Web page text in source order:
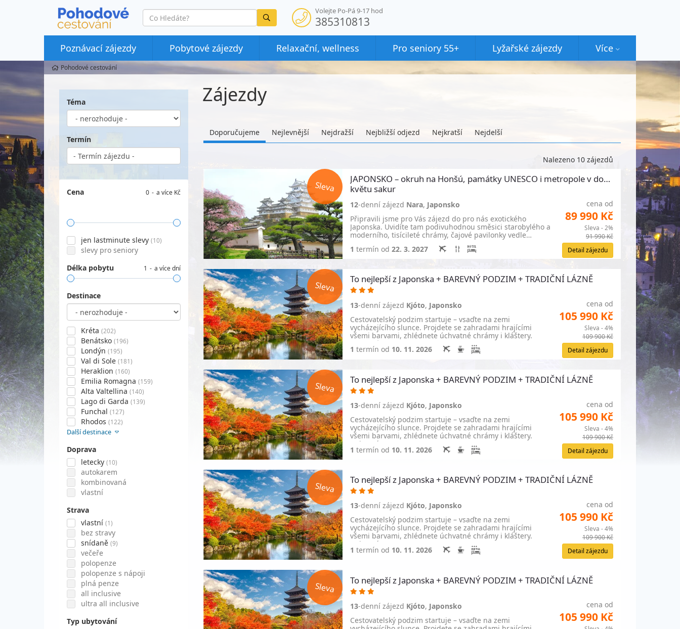
co
hledáte
Vyhledat
Volejte Po-Pá 9-17 hod
385310813
Poznávací zájezdy Pobytové zájezdy Relaxační, wellness Pro seniory 55+ Lyžařské zájezdy Více
Pohodové cestování
Zájezdy
Téma
Termín
Cena 0 a více Kč
jen lastminute slevy (10)
slevy pro seniory
Délka pobytu
1 a více dní
Destinace
Kréta (202)
Benátsko (196)
Londýn (195)
Val di Sole (181)
Heraklion (160)
Emilia Romagna (159)
Alta Valtellina (140)
Lago di Garda (139)
Funchal (127)
Rhodos (122)
Další destinace
Doprava
letecky (10)
autokarem
kombinovaná
vlastní
Strava
vlastní (1)
bez stravy
snídaně (9)
večeře
polopenze
polopenze s nápoji
plná penze
all inclusive
ultra all inclusive
Typ ubytování
Doporučujeme Nejlevnější Nejdražší Nejbližší odjezd Nejkratší Nejdelší
Nalezeno 10 zájezdů
JAPONSKO – okruh na Honšú, památky UNESCO i metropole v době
květu sakur
12-denní zájezd Nara, Japonsko
Připravili jsme pro Vás zájezd do pro nás exotického
Japonska. Uvidíte tam podivuhodnou směsici starobylého a
moderního, tisícileté chrámy, čajové pavilonky vedle…
cena od
89 990 Kč
Sleva - 2%
91 990 Kč
1 termín od 22. 3. 2027 Detail zájezdu
To nejlepší z Japonska + BAREVNÝ PODZIM + TRADIČNÍ LÁZNĚ
13-denní zájezd Kjóto, Japonsko
Cestovatelský podzim startuje – vsaďte na zemi
vycházejícího slunce. Projdete se zahradami hrajícími
všemi barvami, zhlédnete úchvatné chrámy i kláštery.
Ochutnáte…
cena od
105 990 Kč
Sleva - 4%
109 900 Kč
1 termín od 10. 11. 2026 Detail zájezdu
To nejlepší z Japonska + BAREVNÝ PODZIM + TRADIČNÍ LÁZNĚ
13-denní zájezd Kjóto, Japonsko
Cestovatelský podzim startuje – vsaďte na zemi
vycházejícího slunce. Projdete se zahradami hrajícími
všemi barvami, zhlédnete úchvatné chrámy i kláštery.
Ochutnáte…
cena od
105 990 Kč
Sleva - 4%
109 900 Kč
1 termín od 10. 11. 2026 Detail zájezdu
To nejlepší z Japonska + BAREVNÝ PODZIM + TRADIČNÍ LÁZNĚ
13-denní zájezd Kjóto, Japonsko
Cestovatelský podzim startuje – vsaďte na zemi
vycházejícího slunce. Projdete se zahradami hrajícími
všemi barvami, zhlédnete úchvatné chrámy i kláštery.
Ochutnáte…
cena od
105 990 Kč
Sleva - 4%
109 900 Kč
1 termín od 10. 11. 2026 Detail zájezdu
To nejlepší z Japonska + BAREVNÝ PODZIM + TRADIČNÍ LÁZNĚ
13-denní zájezd Kjóto, Japonsko
Cestovatelský podzim startuje – vsaďte na zemi
cena od
105 990 Kč